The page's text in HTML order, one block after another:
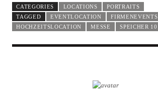
CATEGORIES LOCATIONS
PORTRAITS
TAGGED
EVENTLOCATION FIRMENEVENTS
HOCHZEITSLOCATION
MESSE SPEICHER 10